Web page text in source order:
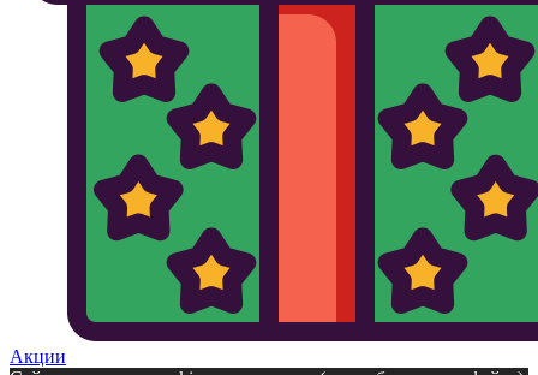
Акции